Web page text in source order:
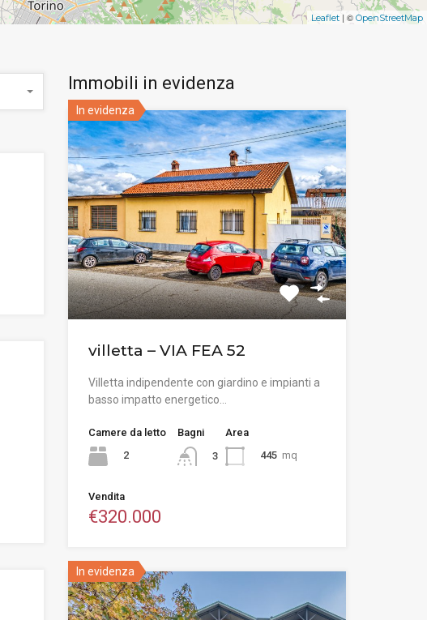
Leaflet | © OpenStreetMap
Immobili in evidenza
In evidenza
villetta – VIA FEA 52
Villetta indipendente con giardino e impianti a
basso impatto energetico…
Camere da letto
2
Bagni
3
Area
445 mq
Vendita
€320.000
In evidenza